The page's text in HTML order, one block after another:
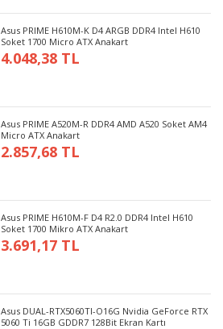
Asus PRIME H610M-K D4 ARGB DDR4 Intel H610
Soket 1700 Micro ATX Anakart
4.048,38 TL
Asus PRIME A520M-R DDR4 AMD A520 Soket AM4
Micro ATX Anakart
2.857,68 TL
Asus PRIME H610M-F D4 R2.0 DDR4 Intel H610
Soket 1700 Mikro ATX Anakart
3.691,17 TL
Asus DUAL-RTX5060TI-O16G Nvidia GeForce RTX
5060 Ti 16GB GDDR7 128Bit Ekran Kartı